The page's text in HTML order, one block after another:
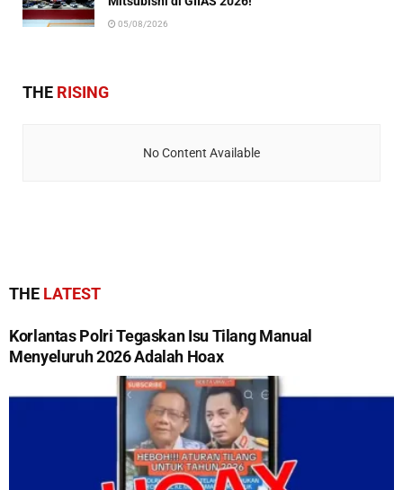
05/08/2026
THE RISING
No Content Available
THE LATEST
Korlantas Polri Tegaskan Isu Tilang Manual
Menyeluruh 2026 Adalah Hoax